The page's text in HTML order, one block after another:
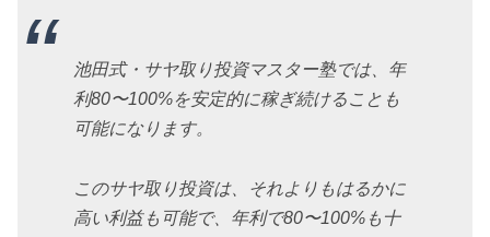
池田式・サヤ取り投資マスター塾では、年
利80〜100%を安定的に稼ぎ続けることも
可能になります。
このサヤ取り投資は、それよりもはるかに
高い利益も可能で、年利で80〜100%も十